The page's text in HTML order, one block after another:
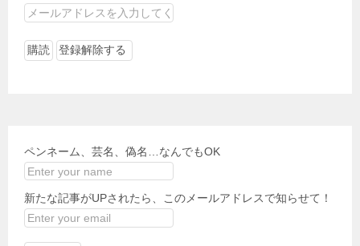
ペンネーム、芸名、偽名…なんでもOK
新たな記事がUPされたら、このメールアドレスで知らせて！